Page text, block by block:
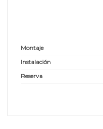
Montaje
Instalación
Reserva